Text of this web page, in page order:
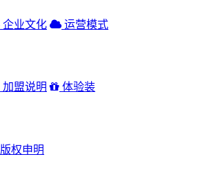
企业文化 运营模式
加盟说明 体验装
版权申明